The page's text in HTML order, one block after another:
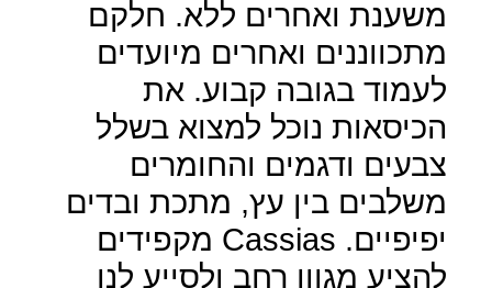
משענת ואחרים ללא. חלקם
מתכווננים ואחרים מיועדים
לעמוד בגובה קבוע. את
הכיסאות נוכל למצוא בשלל
צבעים ודגמים והחומרים
משלבים בין עץ, מתכת ובדים
יפיפיים. Cassias מקפידים
להציע מגוון רחב ולסייע לנו